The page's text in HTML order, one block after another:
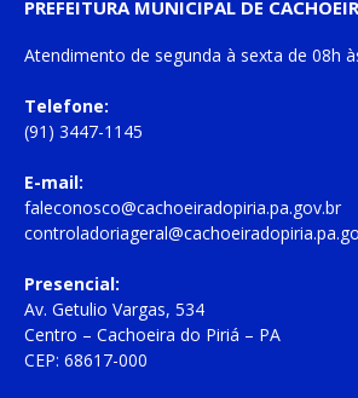
PREFEITURA MUNICIPAL DE
Atendimento de segunda à sexta de 08h
Telefone:
(91) 3447-1145
E-mail:
faleconosco@cachoeiradopiria.pa.gov.br
Presencial:
Av. Getulio Vargas, 534
Centro – Cachoeira do Piriá – PA
CEP: 68617-000